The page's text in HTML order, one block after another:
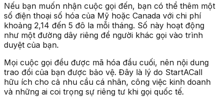
Nếu bạn muốn nhận cuộc gọi đến, bạn có thể thêm một
số điện thoại số hóa của Mỹ hoặc Canada với chi phí
khoảng 2,14 đến 5 đô la mỗi tháng. Số này hoạt động
như một đường dây riêng để người khác gọi vào trình
duyệt của bạn.
Mọi cuộc gọi đều được mã hóa đầu cuối, nên nội dung
trao đổi của bạn được bảo vệ. Đây là lý do StartACall
hữu ích cho cả nhu cầu cá nhân, công việc kinh doanh
và những ai coi trọng sự riêng tư khi gọi quốc tế.